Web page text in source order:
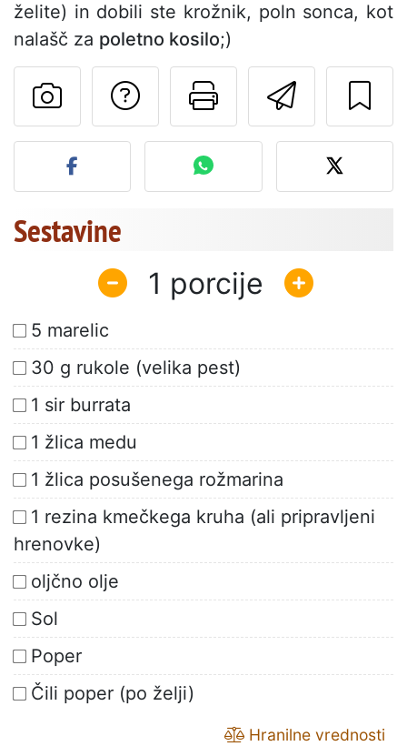
želite) in dobili ste krožnik, poln sonca, kot
nalašč za poletno kosilo;)
Pošlji
Natisni to
Postavite
Objavite svojo fotografijo
Sestavine
1
5 marelic
30 g rukole (velika pest)
1 sir burrata
1 žlica medu
1 žlica posušenega rožmarina
1 rezina kmečkega kruha (ali pripravljeni
hrenovke)
oljčno olje
Sol
Poper
Čili poper (po želji)
Hranilne vrednosti